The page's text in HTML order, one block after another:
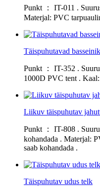
Punkt ： IT-011 .
Materjal: PVC
Täispuhutavad
Punkt ： IT-352 .
1000D PVC tent .
Liikuv täispuhutav
Punkt ： IT-808 .
kohandada . Materjal:
saab kohandada .
Täispuhutav udus telk